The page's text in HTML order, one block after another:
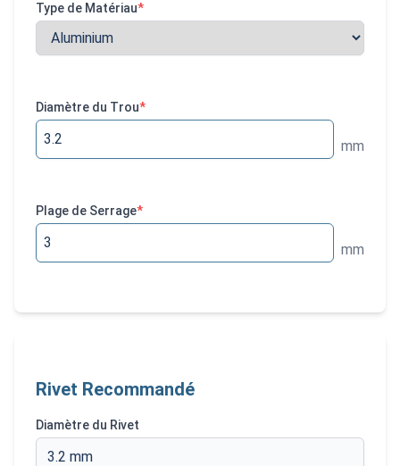
Type de Matériau*
Diamètre du Trou*
mm
Plage de Serrage*
mm
Rivet Recommandé
Diamètre du Rivet
3.2 mm